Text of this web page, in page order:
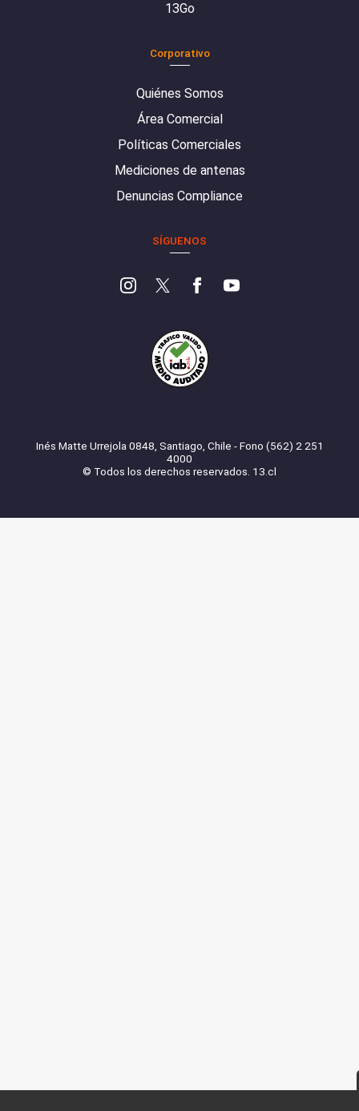
13Go
Corporativo
Quiénes Somos
Área Comercial
Políticas Comerciales
Mediciones de antenas
Denuncias Compliance
SÍGUENOS
Inés Matte Urrejola 0848, Santiago, Chile - Fono (562) 2 251
4000
© Todos los derechos reservados. 13.cl